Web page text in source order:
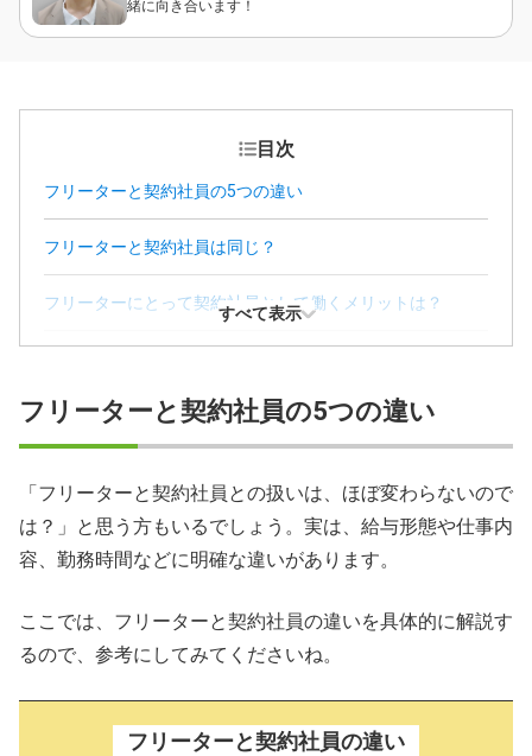
緒に向き合います！
目次
フリーターと契約社員の5つの違い
フリーターと契約社員は同じ？
フリーターにとって契約社員として働くメリットは？
フリーターと契約社員の待遇差がなくなる？
おすすめ
フリーターと契約社員の違いに関するQ&A
すべて表示
フリーターと契約社員の5つの違い
「フリーターと契約社員との扱いは、ほぼ変わらないので
は？」と思う方もいるでしょう。実は、給与形態や仕事内
容、勤務時間などに明確な違いがあります。
ここでは、フリーターと契約社員の違いを具体的に解説す
るので、参考にしてみてくださいね。
フリーターと契約社員の違い